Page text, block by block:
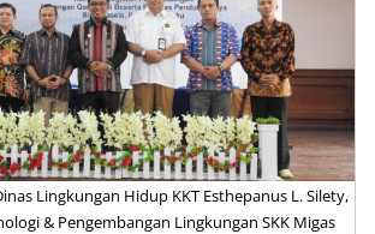
Lingkungan Hidup KKT Esthepanus L. Silety,
& Pengembangan Lingkungan SKK Migas